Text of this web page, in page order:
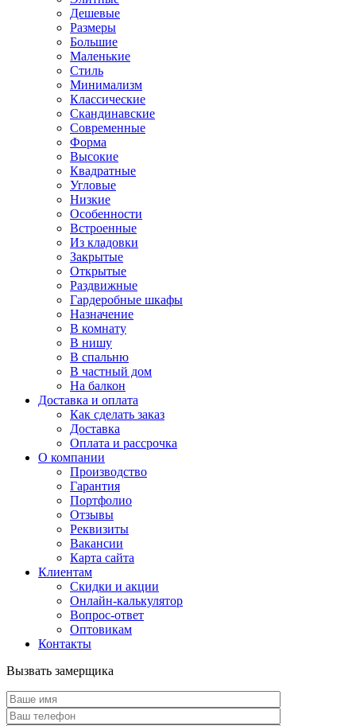
Дешевые
Размеры
Большие
Маленькие
Стиль
Минимализм
Классические
Скандинавские
Современные
Форма
Высокие
Квадратные
Угловые
Низкие
Особенности
Встроенные
Из кладовки
Закрытые
Открытые
Раздвижные
Гардеробные шкафы
Назначение
В комнату
В нишу
В спальню
В частный дом
На балкон
Доставка и оплата
Как сделать заказ
Доставка
Оплата и рассрочка
О компании
Производство
Гарантия
Портфолио
Отзывы
Реквизиты
Вакансии
Карта сайта
Клиентам
Скидки и акции
Онлайн-калькулятор
Вопрос-ответ
Оптовикам
Контакты
Вызвать замерщика